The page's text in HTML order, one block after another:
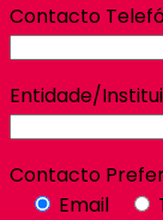
Contacto
Entidade/
Contacto
Email